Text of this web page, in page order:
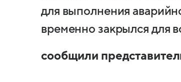
для выполнения
временно закрылся для
сообщили